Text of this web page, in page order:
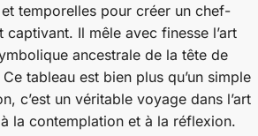
temporelles pour créer un chef-
Il mêle avec finesse l’art
ancestrale de la tête de
tableau est bien plus qu’un simple
c’est un véritable voyage dans l’art
la contemplation et à la réflexion.